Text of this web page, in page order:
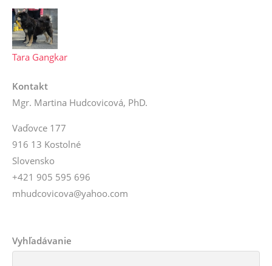
Tara Gangkar
Kontakt
Mgr. Martina Hudcovicová, PhD.
Vaďovce 177
916 13 Kostolné
Slovensko
+421 905 595 696
mhudcovicova@yahoo.com
Vyhľadávanie